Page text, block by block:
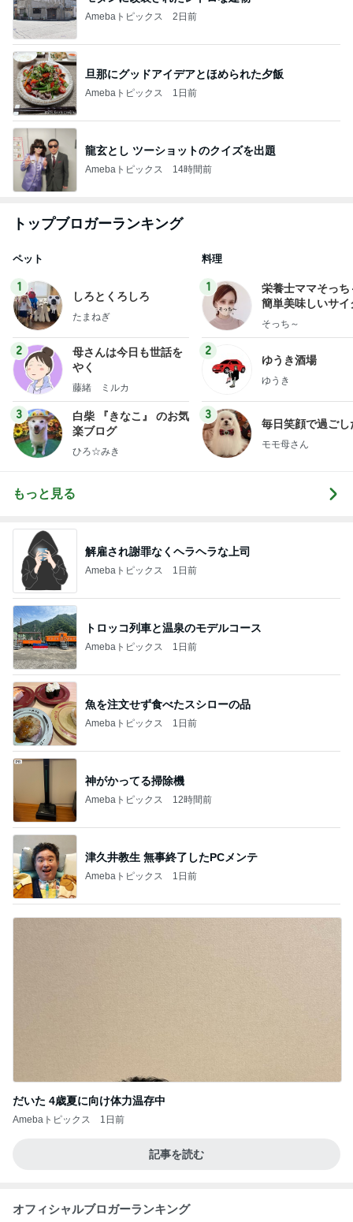
Amebaトピックス 2日前
旦那にグッドアイデアとほめられた夕飯
Amebaトピックス 1日前
龍玄とし ツーショットのクイズを出題
Amebaトピックス 14時間前
トップブロガーランキング
ペット
1
しろとくろしろ
たまねぎ
2
母さんは今日も世話を
やく
藤緒 ミルカ
3
白柴 『きなこ』 のお気
楽ブログ
ひろ☆みき
料理
1
栄養士ママそっち
簡単美味しいサイ
献立
そっち～
2
ゆうき酒場
ゆうき
3
毎日笑顔で過ごし
モモ母さん
もっと見る
解雇され謝罪なくヘラヘラな上司
Amebaトピックス 1日前
トロッコ列車と温泉のモデルコース
Amebaトピックス 1日前
魚を注文せず食べたスシローの品
Amebaトピックス 1日前
神がかってる掃除機
Amebaトピックス 12時間前
津久井教生 無事終了したPCメンテ
Amebaトピックス 1日前
だいた 4歳夏に向け体力温存中
Amebaトピックス 1日前
記事を読む
オフィシャルブロガーランキング